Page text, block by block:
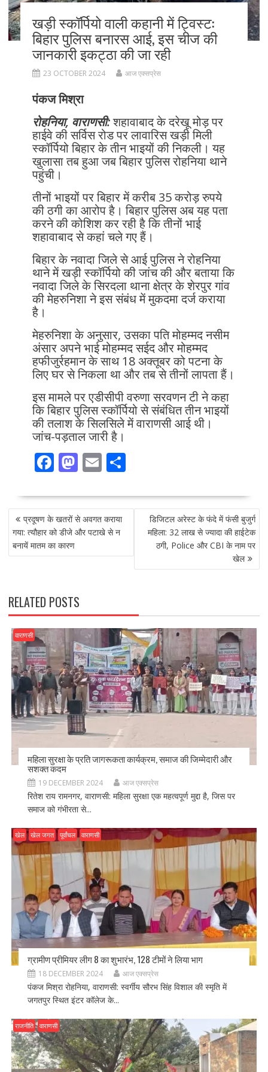
खड़ी स्कॉर्पियो वाली कहानी में ट्विस्ट:
बिहार पुलिस बनारस आई, इस चीज की
जानकारी इकट्ठा की जा रही
23 OCTOBER 2024 आज एक्सप्रेस
पंकज मिश्रा
रोहनिया, वाराणसी:शहावाबाद के दरेखू मोड़ पर
हाईवे की सर्विस रोड पर लावारिस खड़ी मिली
स्कॉर्पियो बिहार के तीन भाइयों की निकली। यह
खुलासा तब हुआ जब बिहार पुलिस रोहनिया थाने
पहुंची।
तीनों भाइयों पर बिहार में करीब 35 करोड़ रुपये
की ठगी का आरोप है। बिहार पुलिस अब यह पता
करने की कोशिश कर रही है कि तीनों भाई
शहावाबाद से कहां चले गए हैं।
बिहार के नवादा जिले से आई पुलिस ने रोहनिया
थाने में खड़ी स्कॉर्पियो की जांच की और बताया कि
नवादा जिले के सिरदला थाना क्षेत्र के शेरपुर गांव
की मेहरुनिशा ने इस संबंध में मुकदमा दर्ज कराया
है।
मेहरुनिशा के अनुसार, उसका पति मोहम्मद नसीम
अंसार अपने भाई मोहम्मद सईद और मोहम्मद
हफीजुर्रहमान के साथ 18 अक्तूबर को पटना के
लिए घर से निकला था और तब से तीनों लापता हैं।
इस मामले पर एडीसीपी वरुणा सरवणन टी ने कहा
कि बिहार पुलिस स्कॉर्पियो से संबंधित तीन भाइयों
की तलाश के सिलसिले में वाराणसी आई थी।
जांच-पड़ताल जारी है।
F
e
b
o
o
M
to
d
o
n
E
ai
l
S
ar
POST
NAVIGATION
प्रदूषण के खतरों से अवगत कराया
गया: त्यौहार को डीजे और पटाखे से न
बनायें मातम का कारण
डिजिटल अरेस्ट के फंदे में फंसी बुजुर्ग
महिला: 32 लाख से ज्यादा की हाईटेक
ठगी, Police और CBI के नाम पर
खेल
RELATED POSTS
वाराणसी
महिला सुरक्षा के प्रति जागरूकता कार्यक्रम, समाज की जिम्मेदारी और
सशक्त कदम
19 DECEMBER 2024 आज एक्सप्रेस
रितेश राय रामनगर, वाराणसी: महिला सुरक्षा एक महत्वपूर्ण मुद्दा है, जिस पर
समाज को गंभीरता से...
खेल खेल जगत पूर्वांचल वाराणसी
ग्रामीण प्रीमियर लीग 8 का शुभारंभ, 128 टीमों ने लिया भाग
18 DECEMBER 2024 आज एक्सप्रेस
पंकज मिश्रा रोहनिया, वाराणसी: स्वर्गीय सौरभ सिंह विशाल की स्मृति में
जगतपुर स्थित इंटर कॉलेज के...
राजनीति वाराणसी